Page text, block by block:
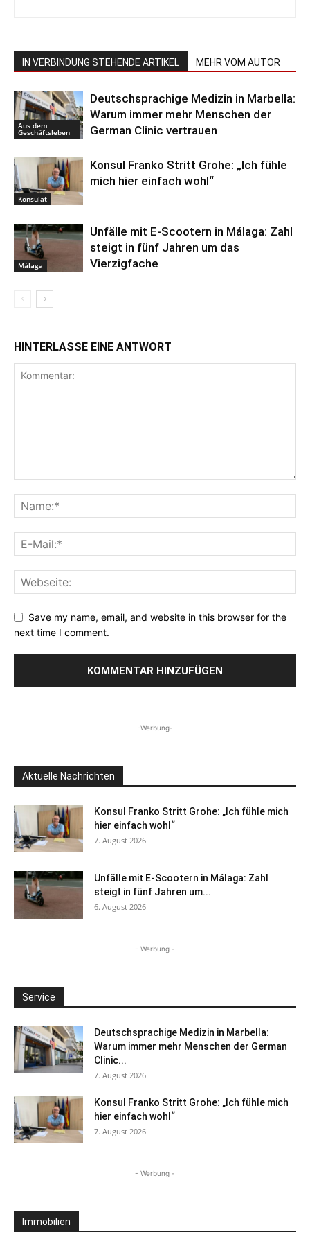
IN VERBINDUNG STEHENDE ARTIKEL MEHR VOM AUTOR
Aus dem
Geschäftsleben
Deutschsprachige Medizin in Marbella:
Warum immer mehr Menschen der
German Clinic vertrauen
Konsulat
Konsul Franko Stritt Grohe: „Ich fühle
mich hier einfach wohl“
Málaga
Unfälle mit E-Scootern in Málaga: Zahl
steigt in fünf Jahren um das
Vierzigfache
HINTERLASSE EINE ANTWORT
Save my name, email, and website in this browser for the
next time I comment.
-Werbung-
Aktuelle Nachrichten
Konsul Franko Stritt Grohe: „Ich fühle mich
hier einfach wohl“
7. August 2026
Unfälle mit E-Scootern in Málaga: Zahl
steigt in fünf Jahren um...
6. August 2026
- Werbung -
Service
Deutschsprachige Medizin in Marbella:
Warum immer mehr Menschen der German
Clinic...
7. August 2026
Konsul Franko Stritt Grohe: „Ich fühle mich
hier einfach wohl“
7. August 2026
- Werbung -
Immobilien